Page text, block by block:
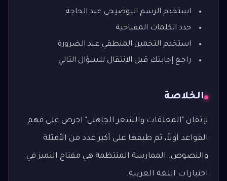
استخدم الرسم التوضيحي عند الحاجة
حدد الكلمات المفتاحية
استخدم التخمين المنطقي عند الضرورة
راجع إجابتك قبل الانتقال للسؤال التالي
الخلاصة
لإتقان "المعلقات والشعر الجاهلي" احرص على فهم
القواعد أولاً، ثم طبقها على أكبر عدد من الأمثلة
والنصوص. الممارسة المنتظمة هي مفتاح التميز في
اختبارات اللغة العربية.